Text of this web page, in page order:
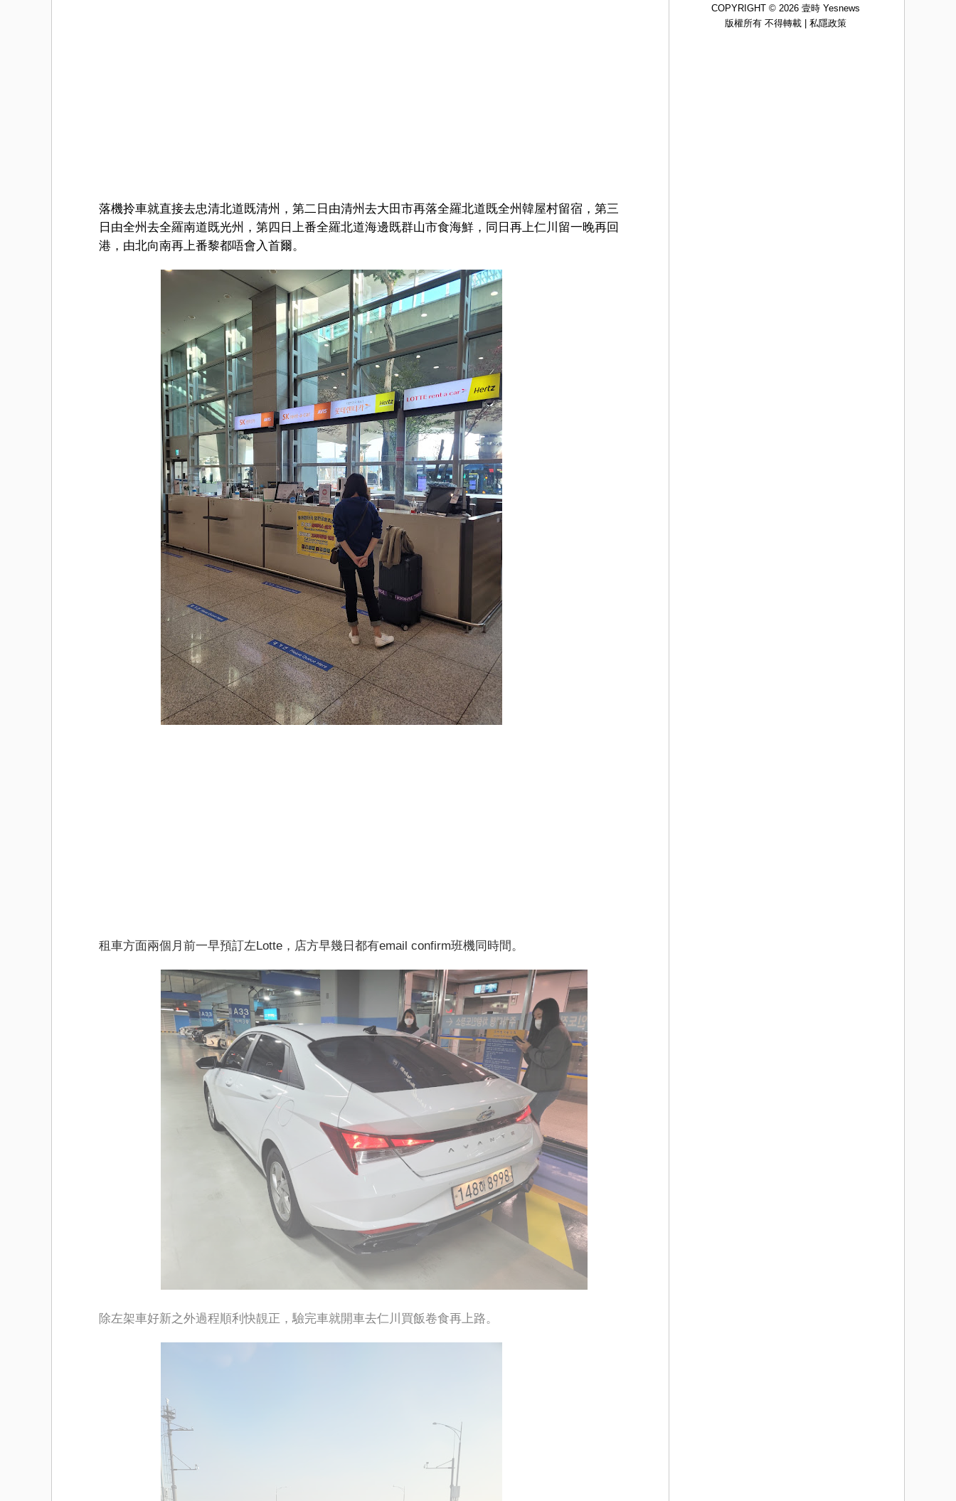
落機拎車就直接去忠清北道既清州，第二日由清州去大田市再落全羅北道既全州韓屋村留宿，第三
日由全州去全羅南道既光州，第四日上番全羅北道海邊既群山市食海鮮，同日再上仁川留一晚再回
港，由北向南再上番黎都唔會入首爾。
租車方面兩個月前一早預訂左Lotte，店方早幾日都有email confirm班機同時間。
除左架車好新之外過程順利快靚正，驗完車就開車去仁川買飯卷食再上路。
COPYRIGHT © 2026 壹時 Yesnews
版權所有 不得轉載 | 私隱政策